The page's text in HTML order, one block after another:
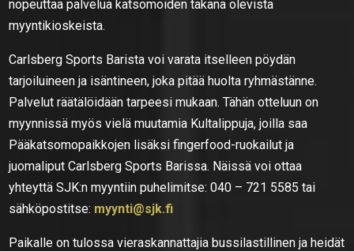
nopeuttaa palvelua katsomoiden takana olevista
myyntikioskeista.
Carlsberg Sports Barista voi varata itselleen pöydän
tarjoiluineen ja isäntineen, joka pitää huolta ryhmästänne.
Palvelut räätälöidään tarpeesi mukaan. Tähän otteluun on
myynnissä myös vielä muutamia Kultalippuja, joilla saa
Pääkatsomopaikkojen lisäksi fingerfood-ruokailut ja
juomaliput Carlsberg Sports Barissa. Näissä voi ottaa
yhteyttä SJK:n myyntiin puhelimitse: 040 – 721 5585 tai
sähköpostitse: myynti@sjk.fi
Paikalle on tulossa vieraskannattajia bussilastillinen ja heidät